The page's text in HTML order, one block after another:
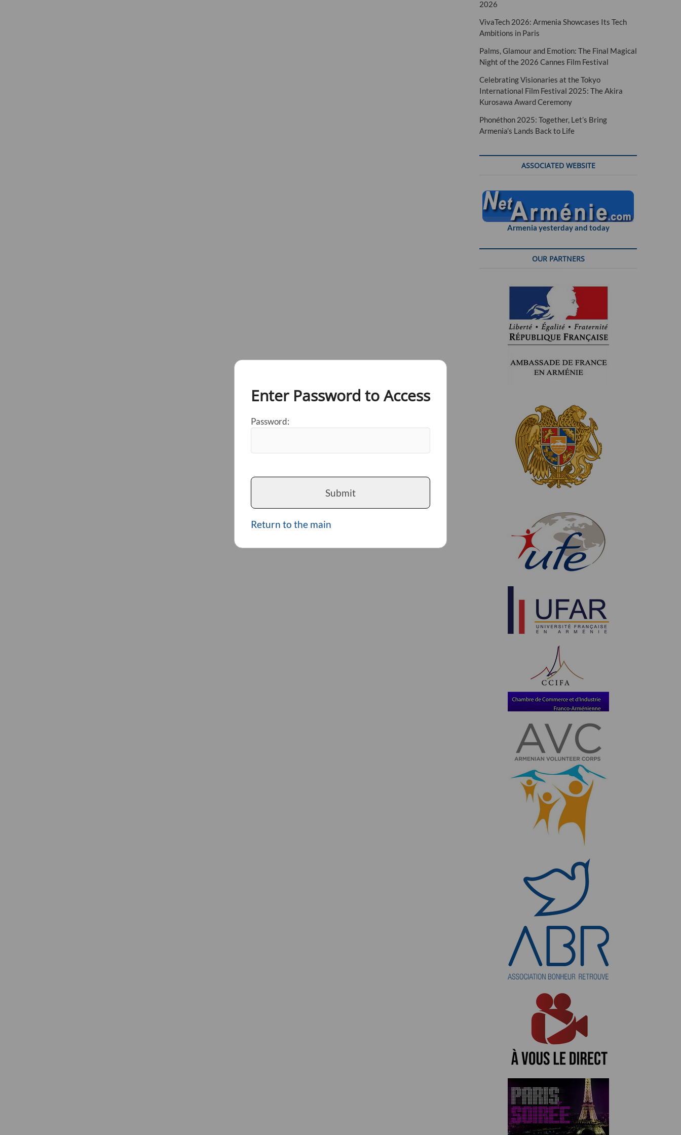
2026
VivaTech 2026: Armenia Showcases Its Tech
Ambitions in Paris
Palms, Glamour and Emotion: The Final Magical
Night of the 2026 Cannes Film Festival
Celebrating Visionaries at the Tokyo
International Film Festival 2025: The Akira
Kurosawa Award Ceremony
Phonéthon 2025: Together, Let’s Bring
Armenia’s Lands Back to Life
ASSOCIATED WEBSITE
Armenia yesterday and today
OUR PARTNERS
Enter Password to Access
Password:
Submit
Return to the main